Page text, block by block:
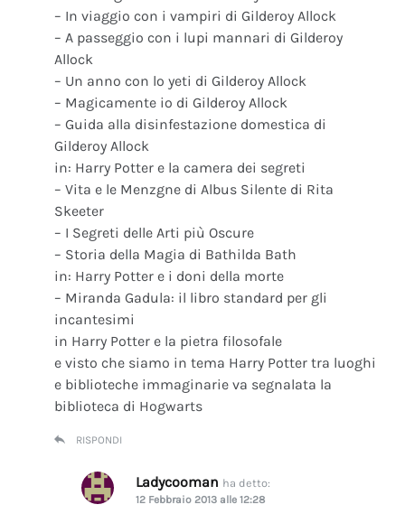
– In viaggio con i vampiri di Gilderoy Allock
– A passeggio con i lupi mannari di Gilderoy
Allock
– Un anno con lo yeti di Gilderoy Allock
– Magicamente io di Gilderoy Allock
– Guida alla disinfestazione domestica di
Gilderoy Allock
in: Harry Potter e la camera dei segreti
– Vita e le Menzgne di Albus Silente di Rita
Skeeter
– I Segreti delle Arti più Oscure
– Storia della Magia di Bathilda Bath
in: Harry Potter e i doni della morte
– Miranda Gadula: il libro standard per gli
incantesimi
in Harry Potter e la pietra filosofale
e visto che siamo in tema Harry Potter tra luoghi
e biblioteche immaginarie va segnalata la
biblioteca di Hogwarts
RISPONDI
Ladycooman ha detto:
12 Febbraio 2013 alle 12:28